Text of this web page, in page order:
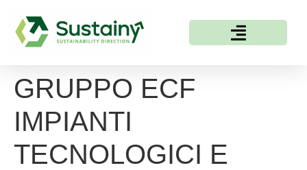
GRUPPO ECF
IMPIANTI
TECNOLOGICI E